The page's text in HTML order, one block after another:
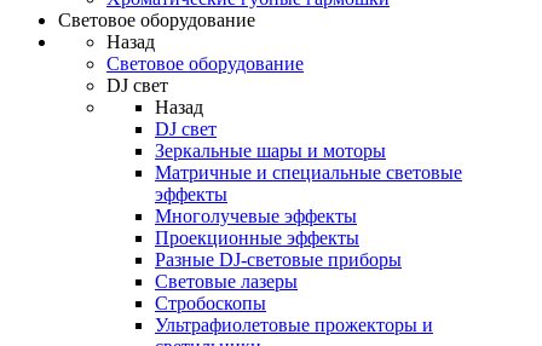
Световое оборудование
Назад
Световое оборудование
DJ свет
Назад
DJ свет
Зеркальные шары и моторы
Матричные и специальные световые
эффекты
Многолучевые эффекты
Проекционные эффекты
Разные DJ-световые приборы
Световые лазеры
Стробоскопы
Ультрафиолетовые прожекторы и